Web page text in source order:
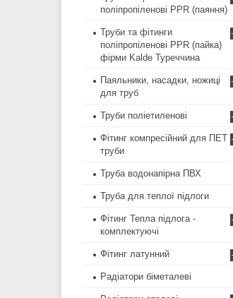
поліпропіленові PPR (паяння)
Труби та фітинги
поліпропіленові PPR (пайка)
фірми Kalde Туреччина
Паяльники, насадки, ножиці
для труб
Труби поліетиленові
Фітинг компресійний для ПЕТ
труби
Труба водонапірна ПВХ
Труба для теплої підлоги
Фітинг Тепла підлога -
комплектуючі
Фітинг латунний
Радіатори біметалеві